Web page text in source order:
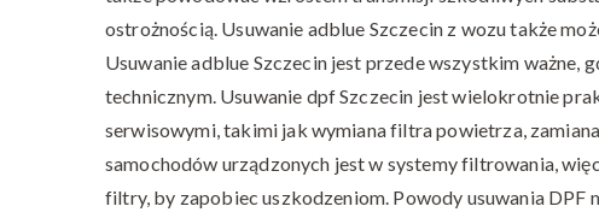
ostrożnością. Usuwanie adblue Szczecin z wozu także
Usuwanie adblue Szczecin jest przede wszystkim ważne,
technicznym. Usuwanie dpf Szczecin jest wielokrotnie
serwisowymi, takimi jak wymiana filtra powietrza,
samochodów urządzonych jest w systemy filtrowania,
filtry, by zapobiec uszkodzeniom. Powody usuwania DPF